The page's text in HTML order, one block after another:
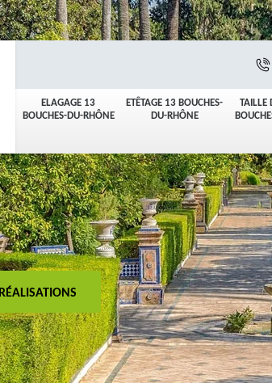
ELAGAGE 13
BOUCHES-DU-RHÔNE
ETÊTAGE 13 BOUCHES-
DU-RHÔNE
TAILLE
RÉALISATIONS